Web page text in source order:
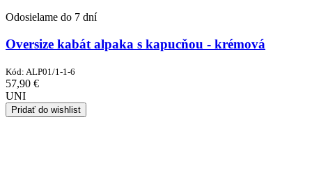
Odosielame do 7 dní
Oversize kabát alpaka s kapucňou - krémová
Kód: ALP01/1-1-6
57,90 €
UNI
Pridať do wishlist